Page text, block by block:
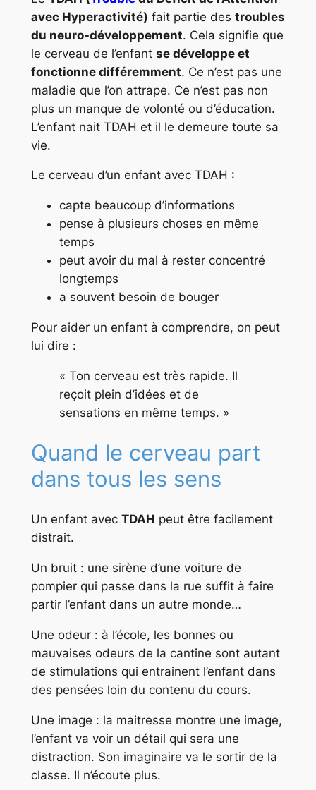
avec Hyperactivité) fait partie des troubles
du neuro-développement. Cela signifie que
le cerveau de l’enfant se développe et
fonctionne différemment. Ce n’est pas une
maladie que l’on attrape. Ce n’est pas non
plus un manque de volonté ou d’éducation.
L’enfant nait TDAH et il le demeure toute sa
vie.
Le cerveau d’un enfant avec TDAH :
capte beaucoup d’informations
pense à plusieurs choses en même
temps
peut avoir du mal à rester concentré
longtemps
a souvent besoin de bouger
Pour aider un enfant à comprendre, on peut
lui dire :
« Ton cerveau est très rapide. Il
reçoit plein d’idées et de
sensations en même temps. »
Quand le cerveau part
dans tous les sens
Un enfant avec TDAH peut être facilement
distrait.
Un bruit : une sirène d’une voiture de
pompier qui passe dans la rue suffit à faire
partir l’enfant dans un autre monde…
Une odeur : à l’école, les bonnes ou
mauvaises odeurs de la cantine sont autant
de stimulations qui entrainent l’enfant dans
des pensées loin du contenu du cours.
Une image : la maitresse montre une image,
l’enfant va voir un détail qui sera une
distraction. Son imaginaire va le sortir de la
classe. Il n’écoute plus.